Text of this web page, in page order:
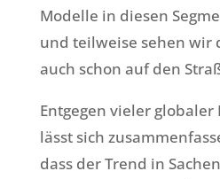
Modelle in diesen
und teilweise sehen wir
auch schon auf den
Entgegen vieler globaler
lässt sich
dass der Trend in